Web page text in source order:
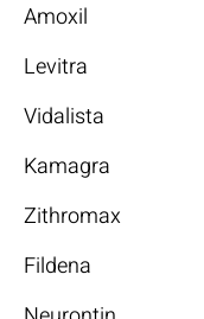
Amoxil
Levitra
Vidalista
Kamagra
Zithromax
Fildena